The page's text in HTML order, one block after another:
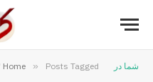
شما در Home » Posts Tagged "پیامبری"